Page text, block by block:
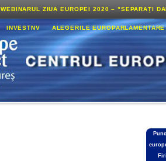
WEBINARUL ZIUA EUROPEI 2020 – ”SEPARAȚI
INVESTNV ALEGERILE